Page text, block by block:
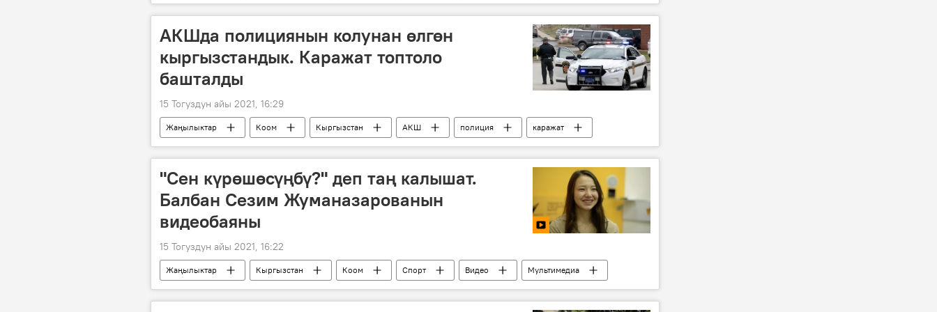
АКШда полициянын колунан өлгөн
кыргызстандык. Каражат топтоло
башталды
15 Тогуздун айы 2021, 16:29
Жаңылыктар Коом Кыргызстан АКШ полиция
каражат
адам өлтүрүү
АКШда полициянын огунан набыт болгон кыргызстандык
"Сен күрөшөсүңбү?" деп таң калышат.
Балбан Сезим Жуманазарованын
видеобаяны
15 Тогуздун айы 2021, 16:22
Жаңылыктар Кыргызстан Коом Спорт Видео
Мультимедиа
балбан
Мээрим Жуманазарова маек Сезим Жуманазарова